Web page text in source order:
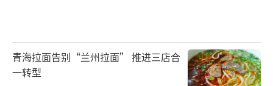
青海拉面告别“兰州拉面” 推进三店合
一转型